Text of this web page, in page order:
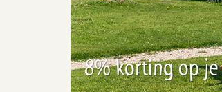
8% korting op